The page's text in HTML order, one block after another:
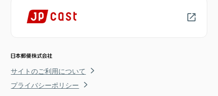
サイトのご利用について
プライバシーポリシー